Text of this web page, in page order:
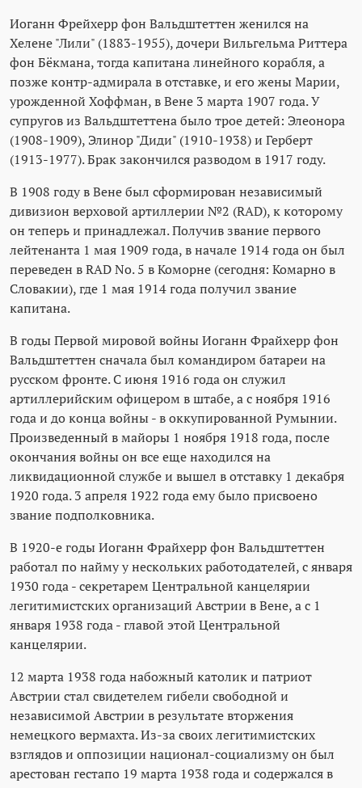
Иоганн Фрейхерр фон Вальдштеттен женился на
Хелене "Лили" (1883-1955), дочери Вильгельма Риттера
фон Бёкмана, тогда капитана линейного корабля, а
позже контр-адмирала в отставке, и его жены Марии,
урожденной Хоффман, в Вене 3 марта 1907 года. У
супругов из Вальдштеттена было трое детей: Элеонора
(1908-1909), Элинор "Диди" (1910-1938) и Герберт
(1913-1977). Брак закончился разводом в 1917 году.
В 1908 году в Вене был сформирован независимый
дивизион верховой артиллерии №2 (RAD), к которому
он теперь и принадлежал. Получив звание первого
лейтенанта 1 мая 1909 года, в начале 1914 года он был
переведен в RAD No. 5 в Коморне (сегодня: Комарно в
Словакии), где 1 мая 1914 года получил звание
капитана.
В годы Первой мировой войны Иоганн Фрайхерр фон
Вальдштеттен сначала был командиром батареи на
русском фронте. С июня 1916 года он служил
артиллерийским офицером в штабе, а с ноября 1916
года и до конца войны - в оккупированной Румынии.
Произведенный в майоры 1 ноября 1918 года, после
окончания войны он все еще находился на
ликвидационной службе и вышел в отставку 1 декабря
1920 года. 3 апреля 1922 года ему было присвоено
звание подполковника.
В 1920-е годы Иоганн Фрайхерр фон Вальдштеттен
работал по найму у нескольких работодателей, с января
1930 года - секретарем Центральной канцелярии
легитимистских организаций Австрии в Вене, а с 1
января 1938 года - главой этой Центральной
канцелярии.
12 марта 1938 года набожный католик и патриот
Австрии стал свидетелем гибели свободной и
независимой Австрии в результате вторжения
немецкого вермахта. Из-за своих легитимистских
взглядов и оппозиции национал-социализму он был
арестован гестапо 19 марта 1938 года и содержался в